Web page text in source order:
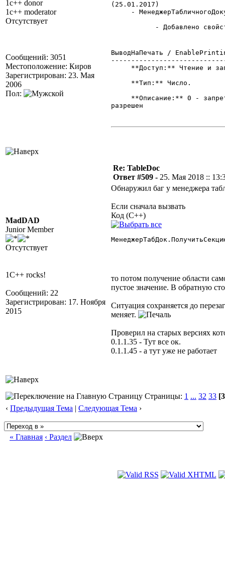
1c++ donor
1c++ moderator
Отсутствует
Сообщений: 3051
Местоположение: Киров
Зарегистрирован: 23. Мая
2006
Пол:
(25.01.2017)
-
- Добавлено свойство
ВыводНаПечать /
**Доступ:** Чтение и
**Тип:** Число.
**Описание:** 0 - запрет
разрешен
MadDAD
Junior Member
Отсутствует
1C++ rocks!
Сообщений: 22
Зарегистрирован: 17. Ноября
2015
Re: TableDoc
Ответ #509 - 25. Мая 2018 ::
Обнаружил баг у менеджера
Если сначала вызвать
Код (C++)
то потом получение области
пустое значение. В обратную
Ситуация сохраняется до
меняет.
Проверил на старых версиях
0.1.1.35 - Тут все ок.
0.1.1.45 - а тут уже не работает
Страницы: 1 ... 32 33
‹ Предыдущая Тема | Следующая Тема ›
« Главная ‹ Раздел